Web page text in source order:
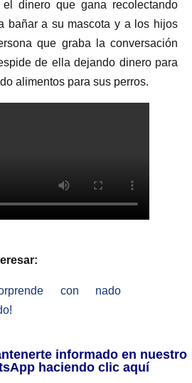
dinero que gana recolectando
bañar a su mascota y a los hijos
que graba la conversación
de ella dejando dinero para
alimentos para sus perros.
con nado
informado en nuestro
haciendo clic aquí